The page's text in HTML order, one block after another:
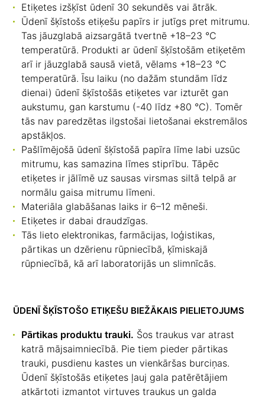
Etiķetes izšķīst ūdenī 30 sekundēs vai ātrāk.
Ūdenī šķīstošs etiķešu papīrs ir jutīgs pret mitrumu.
Tas jāuzglabā aizsargātā tvertnē +18–23 °C
temperatūrā. Produkti ar ūdenī šķīstošām etiķetēm
arī ir jāuzglabā sausā vietā, vēlams +18–23 °C
temperatūrā. Īsu laiku (no dažām stundām līdz
dienai) ūdenī šķīstošās etiķetes var izturēt gan
aukstumu, gan karstumu (-40 līdz +80 °C). Tomēr
tās nav paredzētas ilgstošai lietošanai ekstremālos
apstākļos.
Pašlīmējošā ūdenī šķīstošā papīra līme labi uzsūc
mitrumu, kas samazina līmes stiprību. Tāpēc
etiķetes ir jālīmē uz sausas virsmas siltā telpā ar
normālu gaisa mitrumu līmeni.
Materiāla glabāšanas laiks ir 6–12 mēneši.
Etiķetes ir dabai draudzīgas.
Tās lieto elektronikas, farmācijas, loģistikas,
pārtikas un dzērienu rūpniecībā, ķīmiskajā
rūpniecībā, kā arī laboratorijās un slimnīcās.
ŪDENĪ ŠĶĪSTOŠO ETIĶEŠU BIEŽĀKAIS PIELIETOJUMS
Pārtikas produktu trauki. Šos traukus var atrast
katrā mājsaimniecībā. Pie tiem pieder pārtikas
trauki, pusdienu kastes un vienkāršas burciņas.
Ūdenī šķīstošās etiķetes ļauj gala patērētājiem
atkārtoti izmantot virtuves traukus un galda